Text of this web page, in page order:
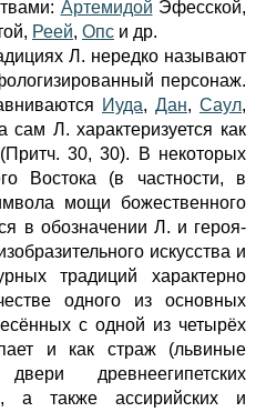
Артемидой Эфесской,
Реей, Опс и др.
Л. нередко называют
персонаж.
Иуда, Дан, Саул,
Л. характеризуется как
30, 30). В некоторых
Востока (в частности, в
мощи божественного
в обозначении Л. и героя-
искусства и
традиций характерно
одного из основных
с одной из четырёх
и как страж (львиные
древнеегипетских
а также ассирийских и